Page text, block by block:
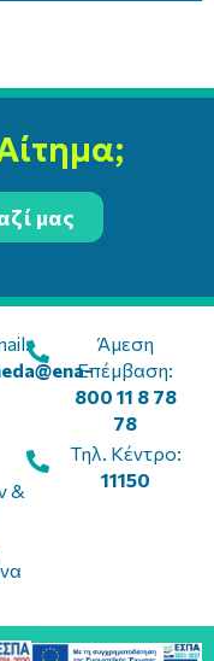
μας
&
Άμεση
Επέμβαση:
800 11 8 78
78
Τηλ. Κέντρο:
11150